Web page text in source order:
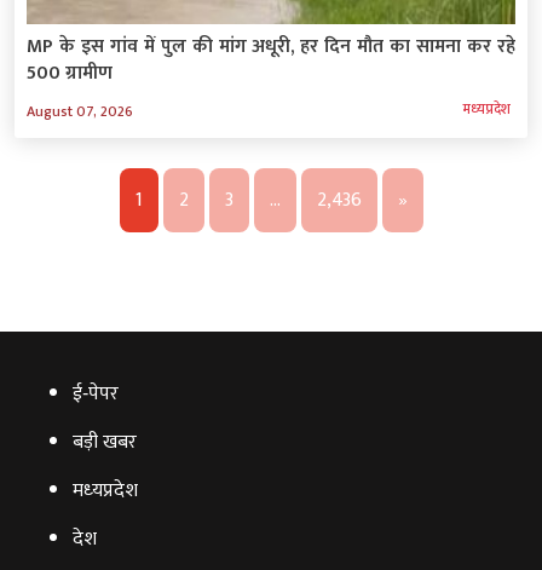
MP के इस गांव में पुल की मांग अधूरी, हर दिन मौत का सामना कर रहे
500 ग्रामीण
August 07, 2026 मध्‍यप्रदेश
1 2 3 … 2,436 »
ई‑पेपर
बड़ी खबर
मध्‍यप्रदेश
देश